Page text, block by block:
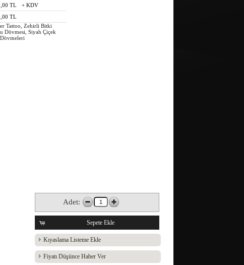
TL
+ KDV
TL
Tattoo, Zehirli Bitki
Dövmesi, Siyah Çiçek
Adet:
Sepete Ekle
Kıyaslama Listeme Ekle
Fiyatı Düşünce Haber Ver